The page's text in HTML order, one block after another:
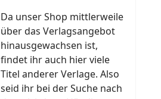
Da unser Shop mittlerweile
über das Verlagsangebot
hinausgewachsen ist,
findet ihr auch hier viele
Titel anderer Verlage. Also
seid ihr bei der Suche nach